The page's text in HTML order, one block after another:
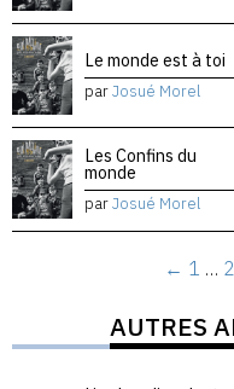
Le monde est à toi
parJosué Morel
Les Confins du
monde
parJosué Morel
← 1 …
AUTRES